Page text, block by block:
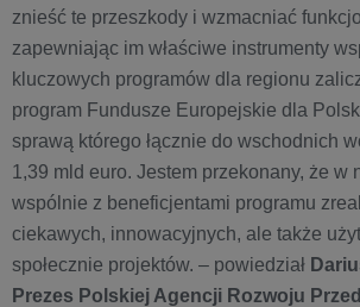
znieść te przeszkody i wzmacniać
zapewniając im właściwe instrumenty
kluczowych programów dla regionu
program Fundusze Europejskie dla
sprawą którego łącznie do wschodnich
1,39 mld euro. Jestem przekonany, że w
wspólnie z beneficjentami programu
ciekawych, innowacyjnych, ale także
społecznie projektów. – powiedział
Prezes Polskiej Agencji Rozwoju